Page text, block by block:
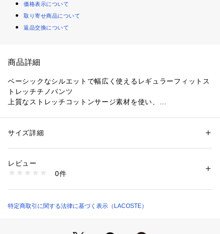
価格表示について
取り寄せ商品について
返品交換について
商品詳細
ベーシックなシルエットで幅広く使えるレギュラーフィットス
トレッチチノパンツ
上質なストレッチコットンサージ素材を使い、
どんなシーンにもマッチする使い勝手の良い一本に仕上がりま
Regular Fit
性別：メンズ
素材：本体 綿97% ポリウレタン3%
商品番号：
HH6298-99 （ショップ）
サイズ詳細
レビュー
0件
特定商取引に関する法律に基づく表示（LACOSTE）